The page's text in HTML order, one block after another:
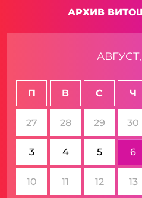
АРХИВ
АВГУСТ,
П В С Ч
27 28 29 30
3 4 5 6
10 11 12 13